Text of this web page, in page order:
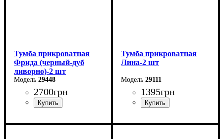
Тумба прикроватная
Фрида (черный-дуб
ливорно)-2 шт
29448
2700грн
Ширина: 40 см
Тумба прикроватная
Лина-2 шт
29111
1395грн
Ширина: 48 см